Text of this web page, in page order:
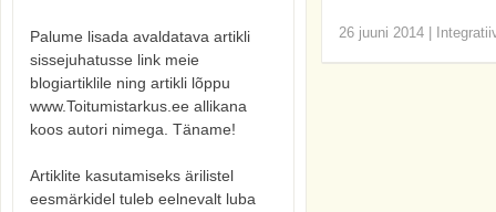
26 juuni 2014
Palume lisada avaldatava artikli
sissejuhatusse link meie
blogiartiklile ning artikli lõppu
www.Toitumistarkus.ee allikana
koos autori nimega. Täname!
Artiklite kasutamiseks ärilistel
eesmärkidel tuleb eelnevalt luba